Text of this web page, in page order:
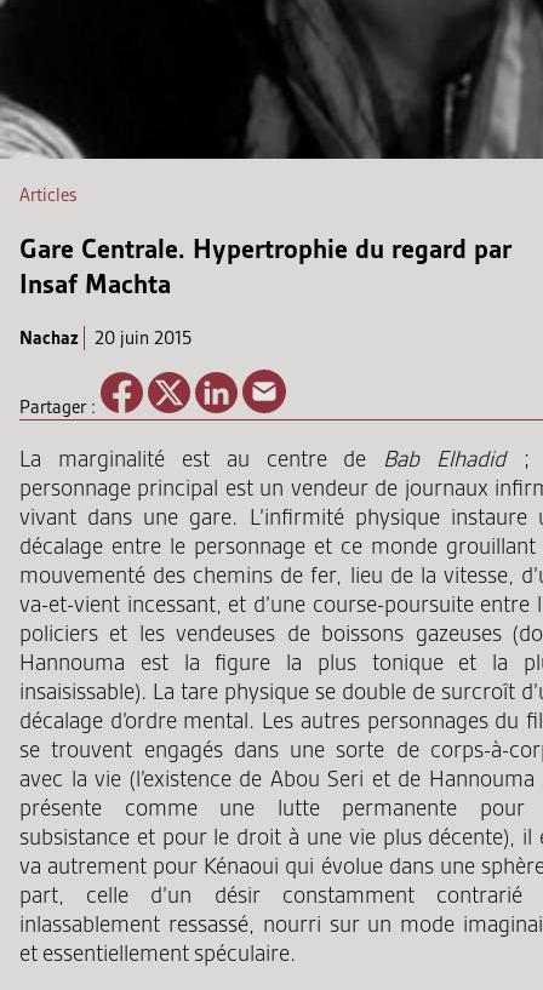
Articles
Gare Centrale. Hypertrophie du regard par
Insaf Machta
Nachaz 20 juin 2015
Partager :
La marginalité est au centre de Bab Elhadid ;
personnage principal est un vendeur de journaux
vivant dans une gare. L’infirmité physique instaure
décalage entre le personnage et ce monde grouillant
mouvementé des chemins de fer, lieu de la vitesse,
va-et-vient incessant, et d’une course-poursuite entre
policiers et les vendeuses de boissons gazeuses
Hannouma est la figure la plus tonique et la
insaisissable). La tare physique se double de surcroît
décalage d’ordre mental. Les autres personnages du
se trouvent engagés dans une sorte de corps-à-
avec la vie (l’existence de Abou Seri et de Hannouma
présente comme une lutte permanente pour
subsistance et pour le droit à une vie plus décente), il
va autrement pour Kénaoui qui évolue dans une
part, celle d’un désir constamment contrarié
inlassablement ressassé, nourri sur un mode
et essentiellement spéculaire.